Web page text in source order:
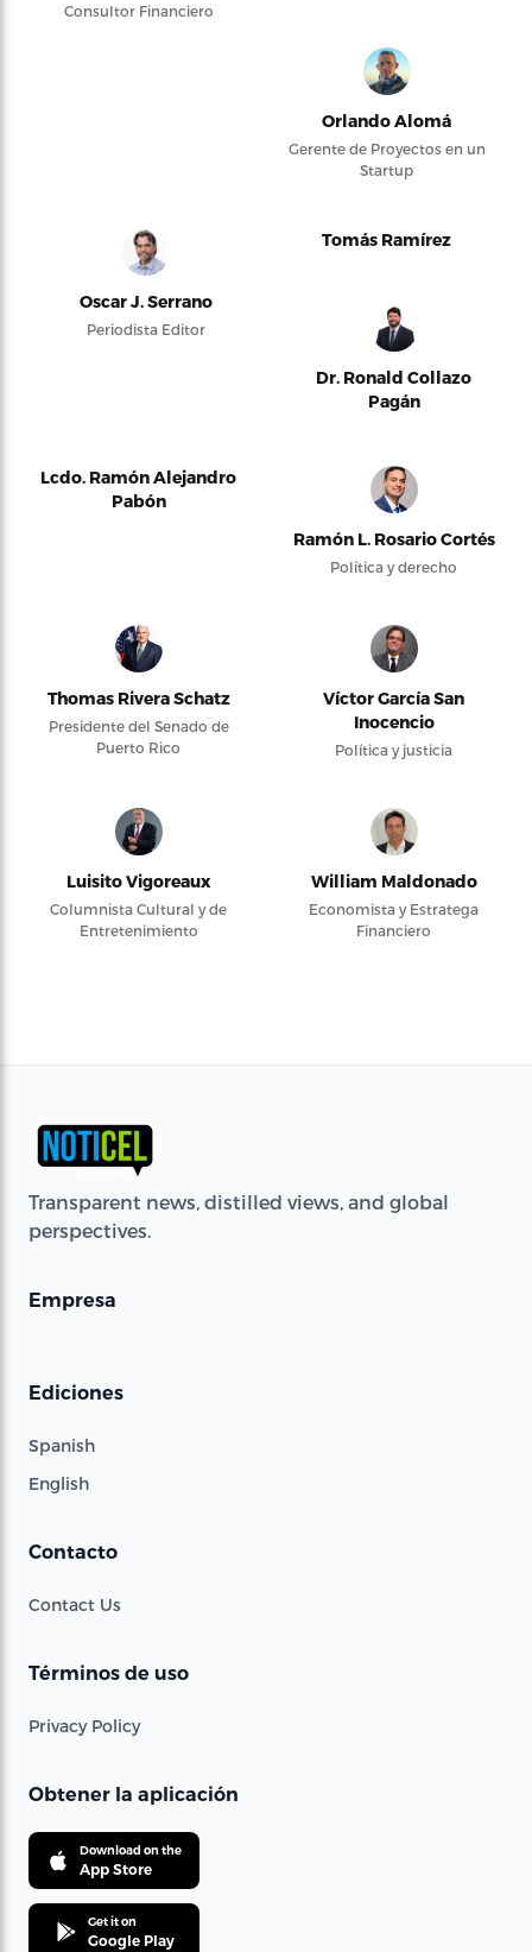
Consultor Financiero
Orlando Alomá
Gerente de Proyectos en un
Startup
Oscar J. Serrano
Periodista Editor
Tomás Ramírez
Dr. Ronald Collazo
Pagán
Lcdo. Ramón Alejandro
Pabón
Ramón L. Rosario Cortés
Política y derecho
Thomas Rivera Schatz
Presidente del Senado de
Puerto Rico
Víctor García San
Inocencio
Política y justicia
Luisito Vigoreaux
Columnista Cultural y de
Entretenimiento
William Maldonado
Economista y Estratega
Financiero
Transparent news, distilled views, and global
perspectives.
Empresa
Ediciones
Spanish
English
Contacto
Contact Us
Términos de uso
Privacy Policy
Obtener la aplicación
Download on the
App Store
Get it on
Google Play